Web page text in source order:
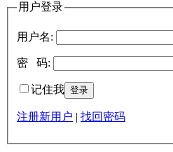
用户登录
用户名:
密 码:
记住我
注册新用户 | 找回密码